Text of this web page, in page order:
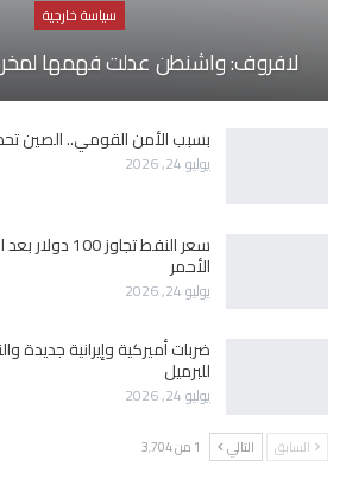
سياسة خارجية
لافروف: واشنطن عدلت فهمها
بسبب الأمن القومي.. الصين
يوليو 24, 2026
سعر النفط
الأحمر
يوليو 24, 2026
ضربات أميركية وإيرانية جديدة
للبرميل
يوليو 24, 2026
السابق التالي 1 من 3٬704